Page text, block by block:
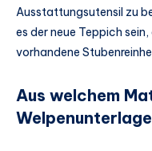
Ausstattungsutensil zu
es der neue Teppich
vorhandene
Aus welchem